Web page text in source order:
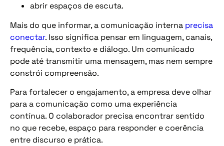
abrir espaços de escuta.
Mais do que informar, a comunicação interna precisa
conectar. Isso significa pensar em linguagem, canais,
frequência, contexto e diálogo. Um comunicado
pode até transmitir uma mensagem, mas nem sempre
constrói compreensão.
Para fortalecer o engajamento, a empresa deve olhar
para a comunicação como uma experiência
contínua. O colaborador precisa encontrar sentido
no que recebe, espaço para responder e coerência
entre discurso e prática.